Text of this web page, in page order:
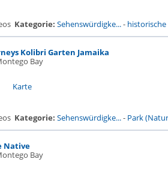
Kategorie: Sehenswürdigke...- historische
Kolibri Garten Jamaika
Bay
Karte
Kategorie: Sehenswürdigke...- Park
Native
Bay